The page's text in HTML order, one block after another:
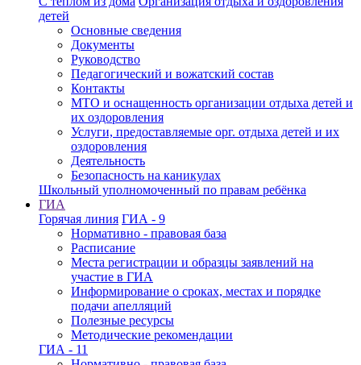
детей
Основные сведения
Документы
Руководство
Педагогический и вожатский состав
Контакты
МТО и оснащенность организации отдыха детей и
их оздоровления
Услуги, предоставляемые орг. отдыха детей и их
оздоровления
Деятельность
Безопасность на каникулах
Школьный уполномоченный по правам ребёнка
ГИА
Горячая линия ГИА - 9
Нормативно - правовая база
Расписание
Места регистрации и образцы заявлений на
участие в ГИА
Информирование о сроках, местах и порядке
подачи апелляций
Полезные ресурсы
Методические рекомендации
ГИА - 11